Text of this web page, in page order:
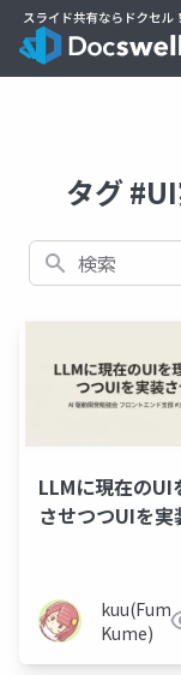
タグ
検索
LLMに現在のUI
させつつUIを実
Kume)